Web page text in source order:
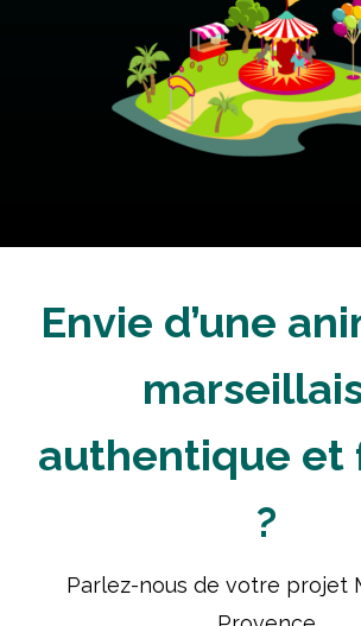
Envie d’une
authentique et
?
Parlez-nous de votre projet